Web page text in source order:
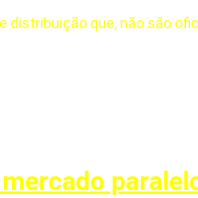
distribuição que, não são